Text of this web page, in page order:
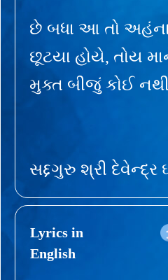
છે બધા આ તો અહંના
છૂટયા હોયે, તોય
મુક્ત બીજું કોઈ નથી
સદ્દગુરુ શ્રી દેવેન્દ્ર
Lyrics in
English